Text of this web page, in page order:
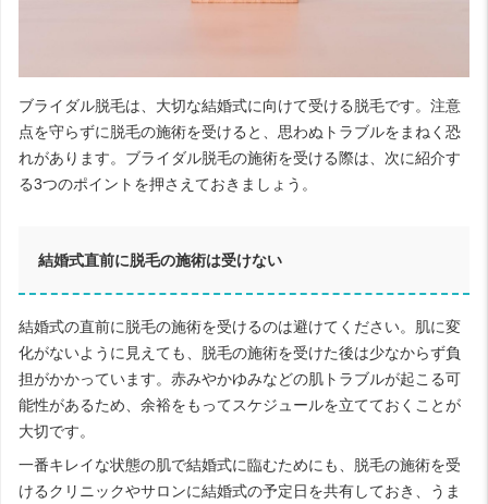
ブライダル脱毛は、大切な結婚式に向けて受ける脱毛です。注意
点を守らずに脱毛の施術を受けると、思わぬトラブルをまねく恐
れがあります。ブライダル脱毛の施術を受ける際は、次に紹介す
る3つのポイントを押さえておきましょう。
結婚式直前に脱毛の施術は受けない
結婚式の直前に脱毛の施術を受けるのは避けてください。肌に変
化がないように見えても、脱毛の施術を受けた後は少なからず負
担がかかっています。赤みやかゆみなどの肌トラブルが起こる可
能性があるため、余裕をもってスケジュールを立てておくことが
大切です。
一番キレイな状態の肌で結婚式に臨むためにも、脱毛の施術を受
けるクリニックやサロンに結婚式の予定日を共有しておき、うま